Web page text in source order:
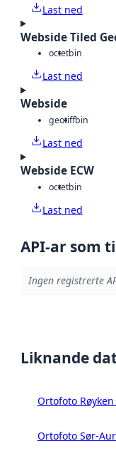
Last ned
Webside Tiled
octetbin
Last ned
Webside
geotiffbin
Last ned
Webside ECW
octetbin
Last ned
API-ar som
Ingen registrerte
Liknande
Ortofoto
Ortofoto Sør-